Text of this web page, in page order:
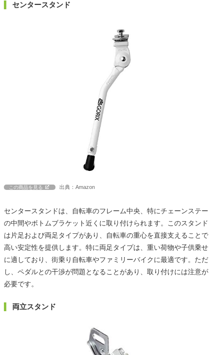
センタースタンド
この商品を見る 出典：Amazon
センタースタンドは、自転車のフレーム中央、特にチェーンステー
の中間やボトムブラケット近くに取り付けられます。このスタンド
は片足および両足タイプがあり、自転車の重心を直接支えることで
高い安定性を提供します。特に両足タイプは、重い荷物や子供乗せ
に適しており、街乗り自転車やファミリーバイクに最適です。ただ
し、ペダルとの干渉が問題となることがあり、取り付けには注意が
必要です。
両立スタンド